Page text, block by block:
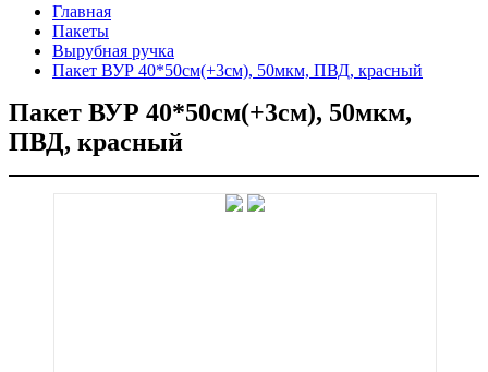
Главная
Пакеты
Вырубная ручка
Пакет ВУР 40*50см(+3см), 50мкм, ПВД, красный
Пакет ВУР 40*50см(+3см), 50мкм,
ПВД, красный